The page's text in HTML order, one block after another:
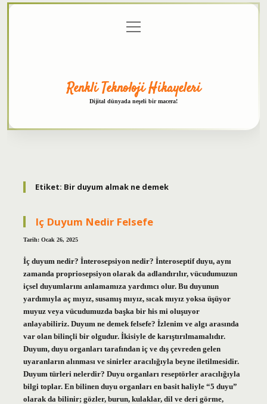
menüyü
aç
Renkli Teknoloji Hikayeleri
Dijital dünyada neşeli bir macera!
Etiket: Bir duyum almak ne demek
Iç Duyum Nedir Felsefe
Tarih: Ocak 26, 2025
İç duyum nedir? İnterosepsiyon nedir? İnteroseptif duyu, aynı
zamanda propriosepsiyon olarak da adlandırılır, vücudumuzun
içsel duyumlarını anlamamıza yardımcı olur. Bu duyunun
yardımıyla aç mıyız, susamış mıyız, sıcak mıyız yoksa üşüyor
muyuz veya vücudumuzda başka bir his mi oluşuyor
anlayabiliriz. Duyum ne demek felsefe? İzlenim ve algı arasında
var olan bilinçli bir olgudur. İkisiyle de karıştırılmamalıdır.
Duyum, duyu organları tarafından iç ve dış çevreden gelen
uyaranların alınması ve sinirler aracılığıyla beyne iletilmesidir.
Duyum türleri nelerdir? Duyu organları reseptörler aracılığıyla
bilgi toplar. En bilinen duyu organları en basit haliyle “5 duyu”
olarak da bilinir; gözler, burun, kulaklar, dil ve deri görme,